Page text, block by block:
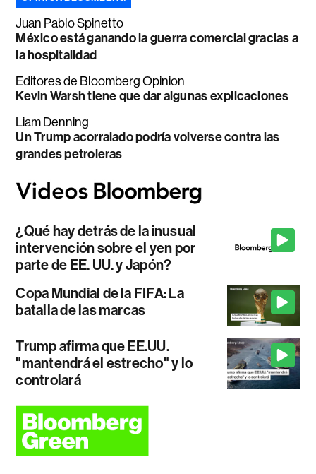
Juan Pablo Spinetto
México está ganando la guerra comercial gracias a
la hospitalidad
Editores de Bloomberg Opinion
Kevin Warsh tiene que dar algunas explicaciones
Liam Denning
Un Trump acorralado podría volverse contra las
grandes petroleras
¿Qué hay detrás de la inusual
intervención sobre el yen por
parte de EE. UU. y Japón?
Copa Mundial de la FIFA: La
batalla de las marcas
Trump afirma que EE.UU.
"mantendrá el estrecho" y lo
controlará